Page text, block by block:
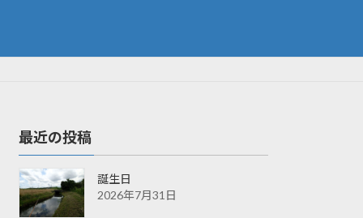
最近の投稿
誕生日
2026年7月31日